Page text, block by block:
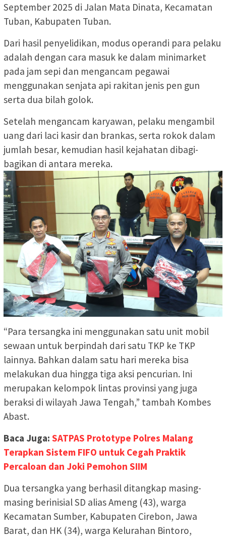
September 2025 di Jalan Mata Dinata, Kecamatan
Tuban, Kabupaten Tuban.
Dari hasil penyelidikan, modus operandi para pelaku
adalah dengan cara masuk ke dalam minimarket
pada jam sepi dan mengancam pegawai
menggunakan senjata api rakitan jenis pen gun
serta dua bilah golok.
Setelah mengancam karyawan, pelaku mengambil
uang dari laci kasir dan brankas, serta rokok dalam
jumlah besar, kemudian hasil kejahatan dibagi-
bagikan di antara mereka.
“Para tersangka ini menggunakan satu unit mobil
sewaan untuk berpindah dari satu TKP ke TKP
lainnya. Bahkan dalam satu hari mereka bisa
melakukan dua hingga tiga aksi pencurian. Ini
merupakan kelompok lintas provinsi yang juga
beraksi di wilayah Jawa Tengah,” tambah Kombes
Abast.
Baca Juga: SATPAS Prototype Polres Malang
Terapkan Sistem FIFO untuk Cegah Praktik
Percaloan dan Joki Pemohon SIIM
Dua tersangka yang berhasil ditangkap masing-
masing berinisial SD alias Ameng (43), warga
Kecamatan Sumber, Kabupaten Cirebon, Jawa
Barat, dan HK (34), warga Kelurahan Bintoro,